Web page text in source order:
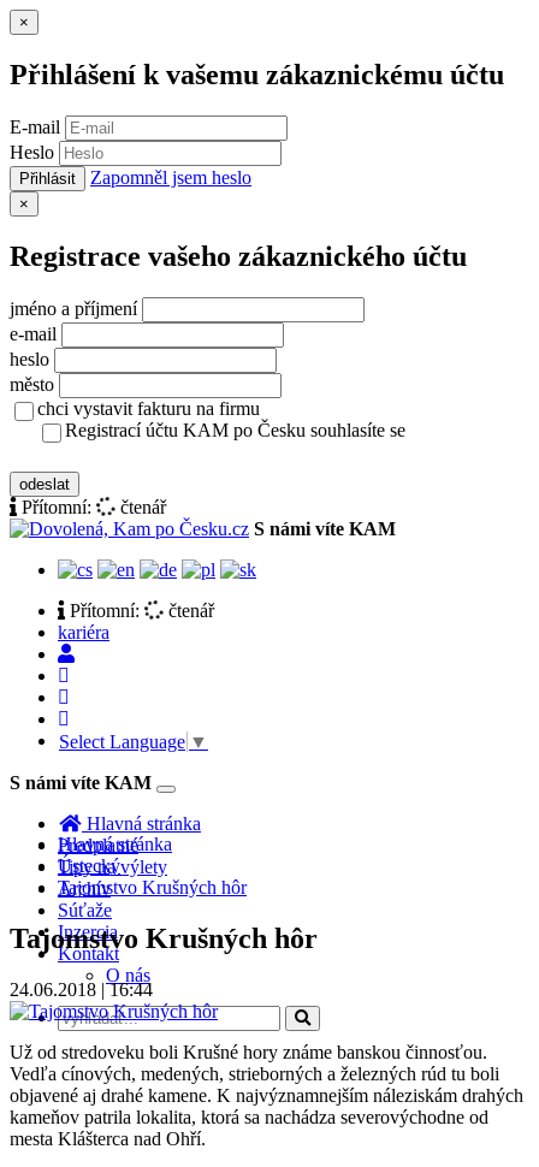
×
Přihlášení k vašemu zákaznickému účtu
E-mail
Heslo
Přihlásit Zapomněl jsem heslo
×
Registrace vašeho zákaznického účtu
jméno a příjmení
e-mail
heslo
město
chci vystavit fakturu na firmu
Registrací účtu KAM po Česku souhlasíte se
odeslat
Přítomní:
čtenář
S námi víte KAM
Přítomní:
čtenář
kariéra
Select Language ▼
S námi víte KAM
Toggle
navigation
Hlavná stránka
Predplatné
Tipy na výlety
Archív
Súťaže
Inzercia
Kontakt
O nás
Hlavná stránka
Ústecký
Tajomstvo Krušných hôr
Tajomstvo Krušných hôr
24.06.2018 | 16:44
Už od stredoveku boli Krušné hory známe banskou činnosťou.
Vedľa cínových, medených, strieborných a železných rúd tu boli
objavené aj drahé kamene. K najvýznamnejším náleziskám drahých
kameňov patrila lokalita, ktorá sa nachádza severovýchodne od
mesta Klášterca nad Ohří.